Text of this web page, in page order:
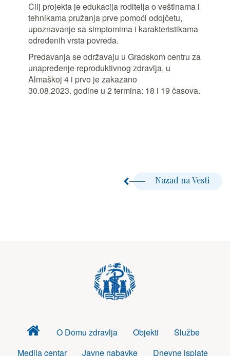
Cilj projekta je edukacija roditelja o veštinama i
tehnikama pružanja prve pomoći odojčetu,
upoznavanje sa simptomima i karakteristikama
određenih vrsta povreda.
Predavanja se održavaju u Gradskom centru za
unapređenje reproduktivnog zdravlja, u
Almaškoj 4 i prvo je zakazano
30.08.2023. godine u 2 termina: 18 i 19 časova.
Nazad na Vesti
Dom
zdravlja
O Domu zdravlja Objekti
Službe
Medija centar
Javne nabavke Dnevne isplate